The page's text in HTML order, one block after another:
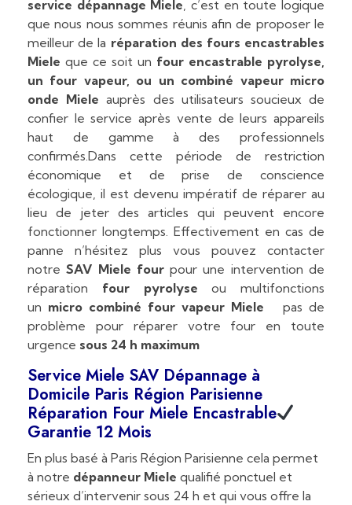
service dépannage Miele, c’est en toute logique
que nous nous sommes réunis afin de proposer le
meilleur de la réparation des fours encastrables
Miele que ce soit un four encastrable pyrolyse,
un four vapeur, ou un combiné vapeur micro
onde Miele auprès des utilisateurs soucieux de
confier le service après vente de leurs appareils
haut de gamme à des professionnels
confirmés.Dans cette période de restriction
économique et de prise de conscience
écologique, il est devenu impératif de réparer au
lieu de jeter des articles qui peuvent encore
fonctionner longtemps. Effectivement en cas de
panne n’hésitez plus vous pouvez contacter
notreSAV Miele fourpour une intervention de
réparation four pyrolyseou multifonctions
un micro combiné four vapeur Miele
pas de
problème pour réparer votre four en toute
urgence sous 24 h maximum
Service Miele SAV Dépannage à
Domicile Paris Région Parisienne
Réparation Four Miele Encastrable
Garantie 12 Mois
En plus basé à Paris Région Parisienne cela permet
à notre dépanneur Miele qualifié ponctuel et
sérieux d’intervenir sous 24 h et qui vous offre la